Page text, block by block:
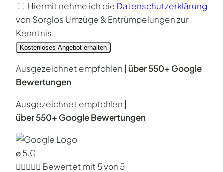
Hiermit nehme ich die Datenschutzerklärung
von Sorglos Umzüge & Entrümpelungen zur
Kenntnis.
Kostenloses Angebot erhalten
Ausgezeichnet empfohlen | über 550+ Google
Bewertungen
Ausgezeichnet empfohlen |
über 550+ Google Bewertungen
⌀ 5.0
 Bewertet mit 5 von 5